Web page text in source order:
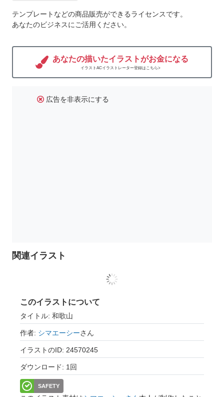
テンプレートなどの商品販売ができるライセンスです。
あなたのビジネスにご活用ください。
あなたの描いたイラストがお金になる
イラストACイラストレーター登録はこちら>
広告を非表示にする
関連イラスト
このイラストについて
タイトル: 和歌山
作者: シマエーシーさん
イラストのID: 24570245
ダウンロード: 1回
SAFETY